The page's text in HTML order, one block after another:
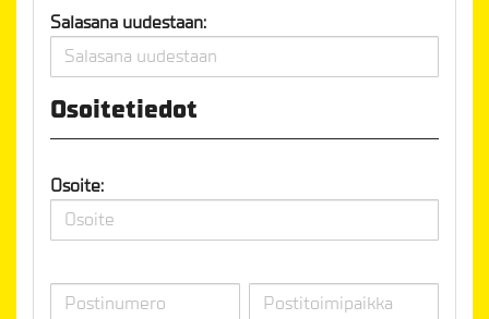
Salasana uudestaan:
Osoitetiedot
Osoite: